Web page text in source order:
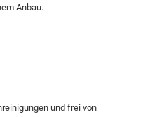
Anbau.
und frei von